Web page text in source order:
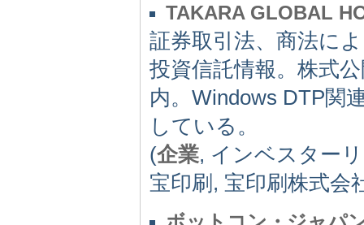
TAKARA GLOBAL
証券取引法、商法に
投資信託情報。株式
内。Windows DTP関
している。
(企業, インベスター
宝印刷, 宝印刷株式会